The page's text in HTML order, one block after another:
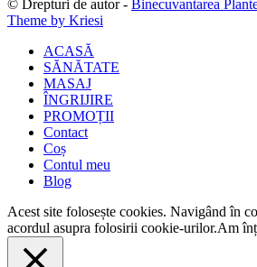
© Drepturi de autor - Binecuvantarea
Theme by Kriesi
ACASĂ
SĂNĂTATE
MASAJ
ÎNGRIJIRE
PROMOȚII
Contact
Coș
Contul meu
Blog
Acest site folosește cookies. Navigând în
acordul asupra folosirii cookie-urilor.Am